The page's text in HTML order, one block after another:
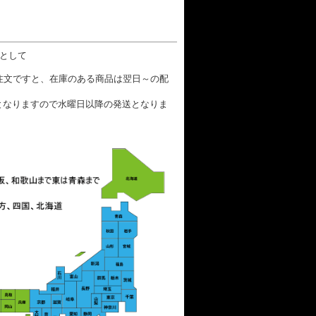
して
文ですと、在庫のある商品は翌日～の配
りますので水曜日以降の発送となりま